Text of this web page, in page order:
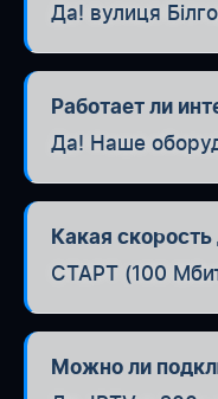
Да! вулиця
Работает ли
Да! Наше
Какая скорость
СТАРТ (100
Можно ли